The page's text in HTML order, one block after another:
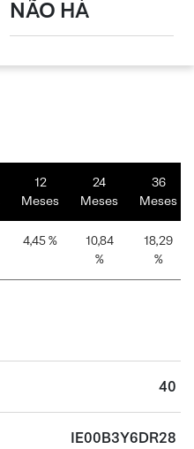
NÃO HÁ
12
Meses
24
Meses
36
Meses
4,45 %
10,84
%
18,29
%
40
IE00B3Y6DR28